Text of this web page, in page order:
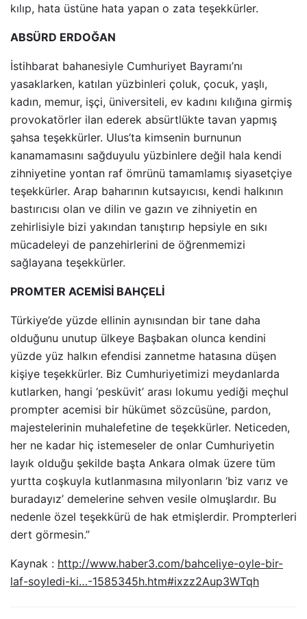
kılıp, hata üstüne hata yapan o zata teşekkürler.
ABSÜRD ERDOĞAN
İstihbarat bahanesiyle Cumhuriyet Bayramı’nı
yasaklarken, katılan yüzbinleri çoluk, çocuk, yaşlı,
kadın, memur, işçi, üniversiteli, ev kadını kılığına girmiş
provokatörler ilan ederek absürtlükte tavan yapmış
şahsa teşekkürler. Ulus’ta kimsenin burnunun
kanamamasını sağduyulu yüzbinlere değil hala kendi
zihniyetine yontan raf ömrünü tamamlamış siyasetçiye
teşekkürler. Arap baharının kutsayıcısı, kendi halkının
bastırıcısı olan ve dilin ve gazın ve zihniyetin en
zehirlisiyle bizi yakından tanıştırıp hepsiyle en sıkı
mücadeleyi de panzehirlerini de öğrenmemizi
sağlayana teşekkürler.
PROMTER ACEMİSİ BAHÇELİ
Türkiye’de yüzde ellinin aynısından bir tane daha
olduğunu unutup ülkeye Başbakan olunca kendini
yüzde yüz halkın efendisi zannetme hatasına düşen
kişiye teşekkürler. Biz Cumhuriyetimizi meydanlarda
kutlarken, hangi ‘pesküvit’ arası lokumu yediği meçhul
prompter acemisi bir hükümet sözcüsüne, pardon,
majestelerinin muhalefetine de teşekkürler. Neticeden,
her ne kadar hiç istemeseler de onlar Cumhuriyetin
layık olduğu şekilde başta Ankara olmak üzere tüm
yurtta coşkuyla kutlanmasına milyonların ‘biz varız ve
buradayız’ demelerine sehven vesile olmuşlardır. Bu
nedenle özel teşekkürü de hak etmişlerdir. Prompterleri
dert görmesin.”
Kaynak : http://www.haber3.com/bahceliye-oyle-bir-
laf-soyledi-ki…-1585345h.htm#ixzz2Aup3WTqh